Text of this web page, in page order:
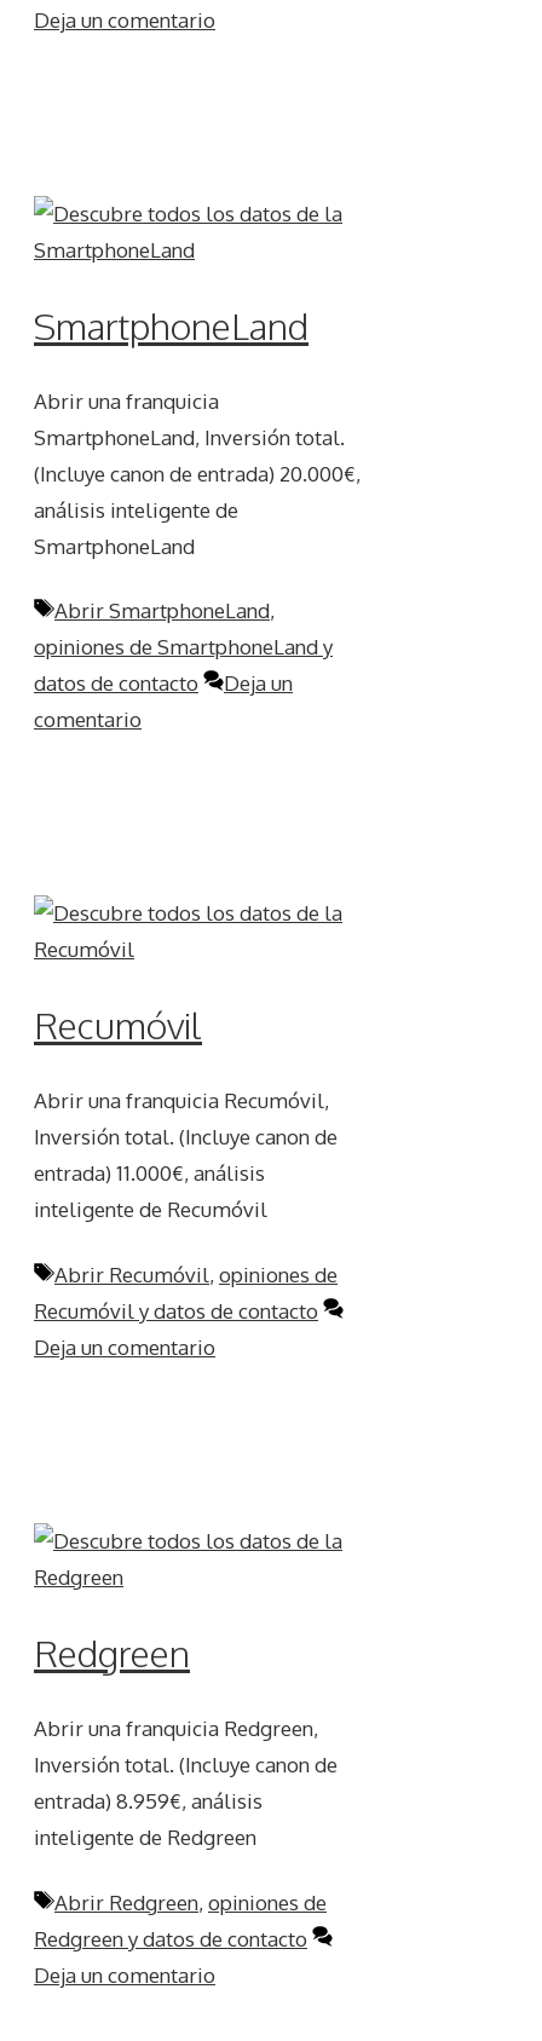
Deja un comentario
SmartphoneLand
Abrir una franquicia
SmartphoneLand, Inversión total.
(Incluye canon de entrada) 20.000€,
análisis inteligente de
SmartphoneLand
Etiquetas
Abrir SmartphoneLand,
opiniones de SmartphoneLand y
datos de contacto
Deja un
comentario
Recumóvil
Abrir una franquicia Recumóvil,
Inversión total. (Incluye canon de
entrada) 11.000€, análisis
inteligente de Recumóvil
Etiquetas
Abrir Recumóvil, opiniones de
Recumóvil y datos de contacto
Deja un comentario
Redgreen
Abrir una franquicia Redgreen,
Inversión total. (Incluye canon de
entrada) 8.959€, análisis
inteligente de Redgreen
Etiquetas
Abrir Redgreen, opiniones de
Redgreen y datos de contacto
Deja un comentario